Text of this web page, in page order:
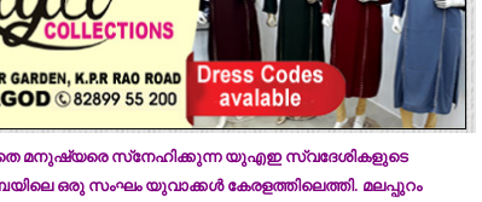
മനുഷ്യരെ സ്‌നേഹിക്കുന്ന യുഎഇ സ്വദേശികളുടെ
ഒരു സംഘം യുവാക്കള്‍ കേരളത്തിലെത്തി. മലപ്പുറം